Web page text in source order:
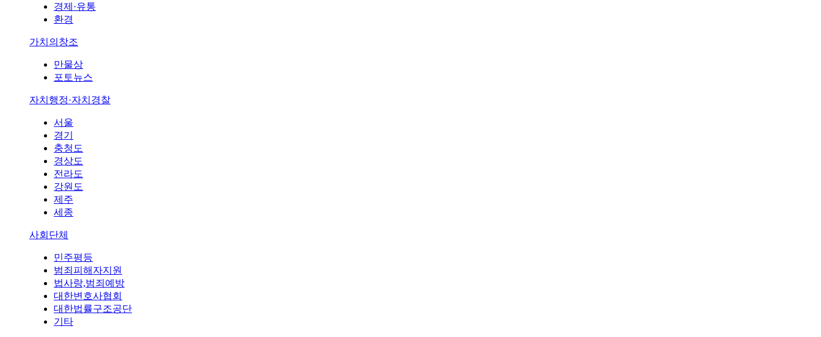
경제·유통
환경
가치의창조
만물상
포토뉴스
자치행정·자치경찰
서울
경기
충청도
경상도
전라도
강원도
제주
세종
사회단체
민주평등
범죄피해자지원
법사랑,범죄예방
대한변호사협회
대한법률구조공단
기타